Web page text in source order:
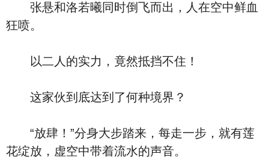
张悬和洛若曦同时倒飞而出，人在空中鲜血
狂喷。
以二人的实力，竟然抵挡不住！
这家伙到底达到了何种境界？
“放肆！”分身大步踏来，每走一步，就有莲
花绽放，虚空中带着流水的声音。